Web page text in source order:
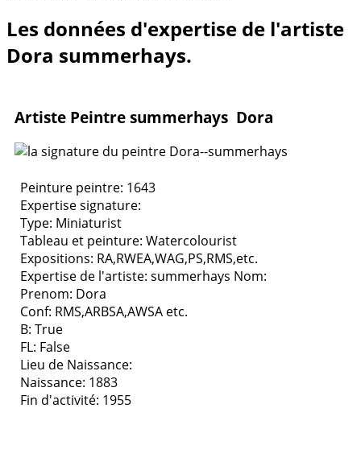
Les données d'expertise de l'artiste
Dora summerhays.
Artiste Peintre summerhays Dora
Peinture peintre: 1643
Expertise signature:
Type: Miniaturist
Tableau et peinture: Watercolourist
Expositions: RA,RWEA,WAG,PS,RMS,etc.
Expertise de l'artiste: summerhays Nom:
Prenom: Dora
Conf: RMS,ARBSA,AWSA etc.
B: True
FL: False
Lieu de Naissance:
Naissance: 1883
Fin d'activité: 1955